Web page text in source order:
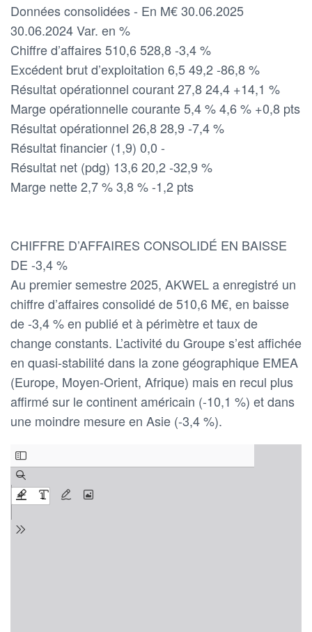
Données consolidées - En M€ 30.06.2025
30.06.2024 Var. en %
Chiffre d’affaires 510,6 528,8 -3,4 %
Excédent brut d’exploitation 6,5 49,2 -86,8 %
Résultat opérationnel courant 27,8 24,4 +14,1 %
Marge opérationnelle courante 5,4 % 4,6 % +0,8 pts
Résultat opérationnel 26,8 28,9 -7,4 %
Résultat financier (1,9) 0,0 -
Résultat net (pdg) 13,6 20,2 -32,9 %
Marge nette 2,7 % 3,8 % -1,2 pts
CHIFFRE D’AFFAIRES CONSOLIDÉ EN BAISSE
DE -3,4 %
Au premier semestre 2025, AKWEL a enregistré un
chiffre d’affaires consolidé de 510,6 M€, en baisse
de -3,4 % en publié et à périmètre et taux de
change constants. L’activité du Groupe s’est affichée
en quasi-stabilité dans la zone géographique EMEA
(Europe, Moyen-Orient, Afrique) mais en recul plus
affirmé sur le continent américain (-10,1 %) et dans
une moindre mesure en Asie (-3,4 %).